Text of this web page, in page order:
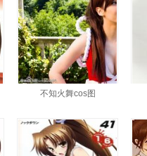
不知火舞cos图